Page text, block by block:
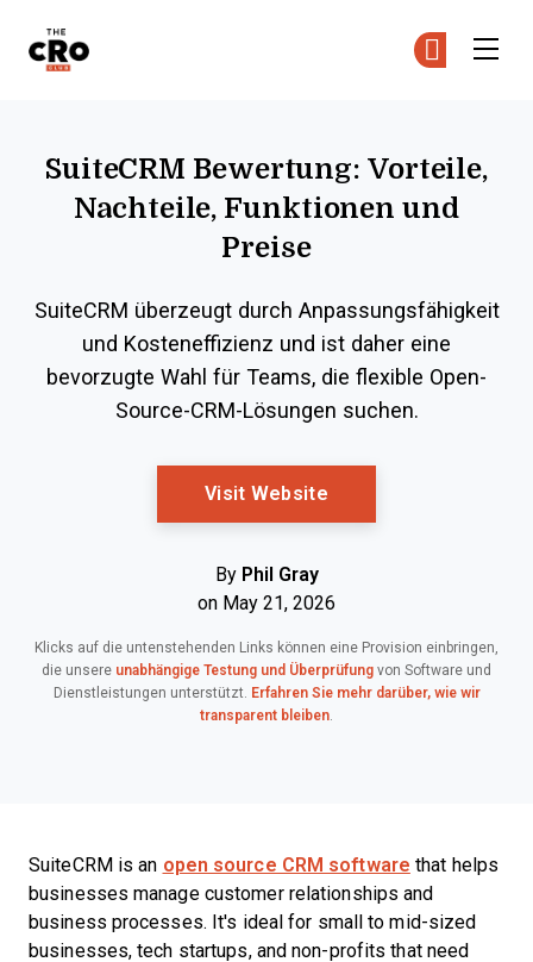
SuiteCRM Bewertung: Vorteile,
Nachteile, Funktionen und
Preise
SuiteCRM überzeugt durch Anpassungsfähigkeit
und Kosteneffizienz und ist daher eine
bevorzugte Wahl für Teams, die flexible Open-
Source-CRM-Lösungen suchen.
Visit Website
By Phil Gray
on May 21, 2026
Klicks auf die untenstehenden Links können eine Provision einbringen,
die unsere unabhängige Testung und Überprüfung von Software und
Dienstleistungen unterstützt. Erfahren Sie mehr darüber, wie wir
transparent bleiben.
SuiteCRM is an open source CRM software that helps
businesses manage customer relationships and
business processes. It's ideal for small to mid-sized
businesses, tech startups, and non-profits that need